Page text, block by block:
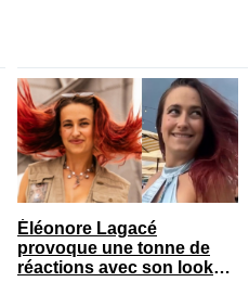
Éléonore Lagacé
provoque une tonne de
réactions avec son look